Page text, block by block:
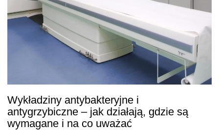
Wykładziny antybakteryjne i
antygrzybiczne – jak działają, gdzie są
wymagane i na co uważać